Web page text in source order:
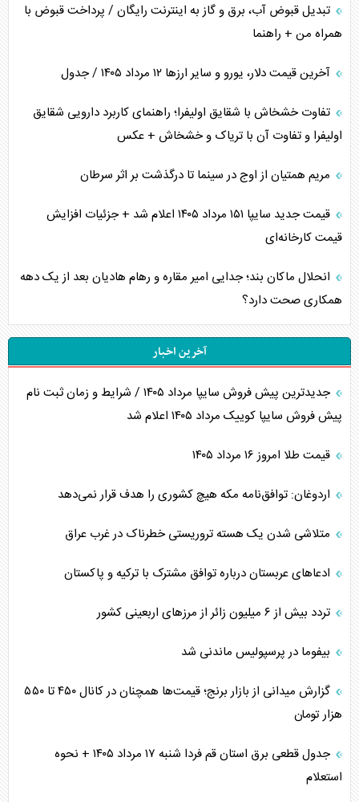
تبدیل قبوض آب، برق و گاز به اینترنت رایگان / پرداخت قبوض با
همراه من + راهنما
آخرین قیمت دلار، یورو و سایر ارز‌ها ۱۲ مرداد ۱۴۰۵ / جدول
تفاوت خشخاش با شقایق اولیفرا؛ راهنمای کاربرد دارویی شقایق
اولیفرا و تفاوت آن با تریاک و خشخاش + عکس
مریم همتیان از اوج در سینما تا درگذشت بر اثر سرطان
قیمت جدید سایپا ۱۵۱ مرداد ۱۴۰۵ اعلام شد + جزئیات افزایش
قیمت کارخانه‌ای
انحلال ماکان بند؛ جدایی امیر مقاره و رهام هادیان بعد از یک دهه
همکاری صحت دارد؟
آخرین اخبار
جدیدترین پیش فروش سایپا مرداد ۱۴۰۵ / شرایط و زمان ثبت نام
پیش فروش سایپا کوییک مرداد ۱۴۰۵ اعلام شد
قیمت طلا امروز ۱۶ مرداد ۱۴۰۵
اردوغان: توافق‌نامه مکه هیچ کشوری را هدف قرار نمی‌دهد
متلاشی شدن یک هسته تروریستی خطرناک در غرب عراق
ادعاهای عربستان درباره توافق مشترک با ترکیه و پاکستان
تردد بیش از ۶ میلیون زائر از مرزهای اربعینی کشور
بیفوما در پرسپولیس ماندنی شد
گزارش میدانی از بازار برنج؛ قیمت‌ها همچنان در کانال ۴۵۰ تا ۵۵۰
هزار تومان
جدول قطعی برق استان قم فردا شنبه ۱۷ مرداد ۱۴۰۵ + نحوه
استعلام